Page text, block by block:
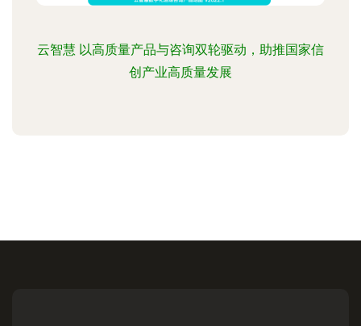
云智慧 以高质量产品与咨询双轮驱动，助推国家信
创产业高质量发展